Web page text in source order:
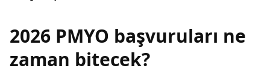
2026 PMYO başvuruları ne
zaman bitecek?